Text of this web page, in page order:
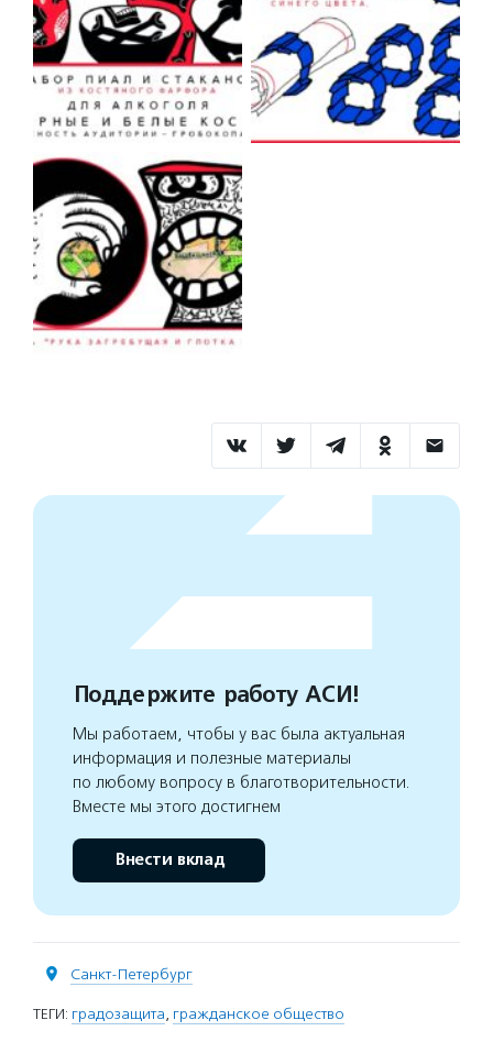
Поддержите работу АСИ!
Мы работаем, чтобы у вас была актуальная
информация и полезные материалы
по любому вопросу в благотворительности.
Вместе мы этого достигнем
Внести вклад
Санкт-Петербург
ТЕГИ: градозащита, гражданское общество